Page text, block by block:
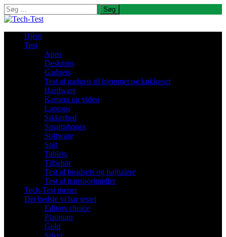
Søg
efter:
Hjem
Test
Apps
Desktops
Gadgets
Test af gadgets til hjemmet og køkkenet
Hardware
Kamera og video
Laptops
Sikkerhed
Smartphones
Software
Spil
Tablets
Tilbehør
Test af headsets og højttalere
Test af transportmidler
Tech-Test mener
Det bedste vi har testet
Editors choice
Platinum
Gold
Silver